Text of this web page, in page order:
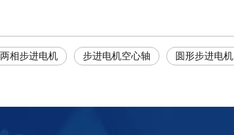
两相步进电机 步进电机空心轴 圆形步进电机